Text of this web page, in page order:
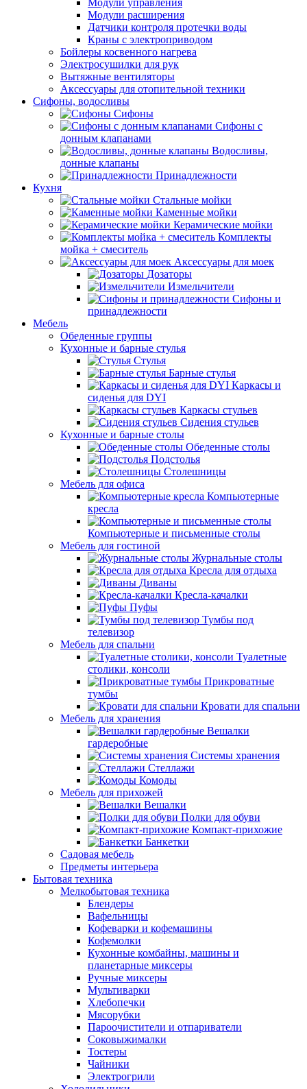
Модули управления
Модули расширения
Датчики контроля протечки воды
Краны с электроприводом
Бойлеры косвенного нагрева
Электросушилки для рук
Вытяжные вентиляторы
Аксессуары для отопительной техники
Сифоны, водосливы
Сифоны
Сифоны с
донным клапанами
Водосливы,
донные клапаны
Принадлежности
Кухня
Стальные мойки
Каменные мойки
Керамические мойки
Комплекты
мойка + смеситель
Аксессуары для моек
Дозаторы
Измельчители
Сифоны и
принадлежности
Мебель
Обеденные группы
Кухонные и барные стулья
Стулья
Барные стулья
Каркасы и
сиденья для DYI
Каркасы стульев
Сидения стульев
Кухонные и барные столы
Обеденные столы
Подстолья
Столешницы
Мебель для офиса
Компьютерные
кресла
Компьютерные и письменные столы
Мебель для гостиной
Журнальные столы
Кресла для отдыха
Диваны
Кресла-качалки
Пуфы
Тумбы под
телевизор
Мебель для спальни
Туалетные
столики, консоли
Прикроватные
тумбы
Кровати для спальни
Мебель для хранения
Вешалки
гардеробные
Системы хранения
Стеллажи
Комоды
Мебель для прихожей
Вешалки
Полки для обуви
Компакт-прихожие
Банкетки
Садовая мебель
Предметы интерьера
Бытовая техника
Мелкобытовая техника
Блендеры
Вафельницы
Кофеварки и кофемашины
Кофемолки
Кухонные комбайны, машины и
планетарные миксеры
Ручные миксеры
Мультиварки
Хлебопечки
Мясорубки
Пароочистители и отпариватели
Соковыжималки
Тостеры
Чайники
Электрогрили